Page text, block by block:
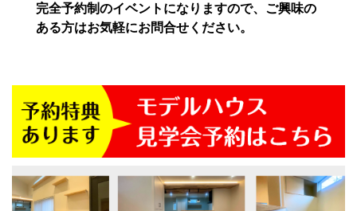
完全予約制のイベントになりますので、ご興味の
ある方はお気軽にお問合せください。